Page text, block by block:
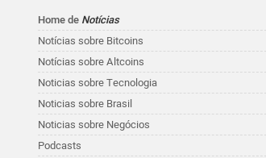
Home de Notícias
Notícias sobre Bitcoins
Notícias sobre Altcoins
Noticias sobre Tecnologia
Noticias sobre Brasil
Noticias sobre Negócios
Podcasts